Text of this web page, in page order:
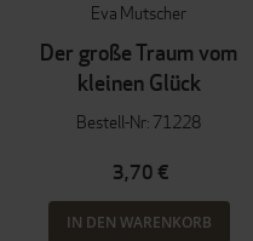
Eva Mutscher
Der große Traum vom
kleinen Glück
Bestell-Nr: 71228
3,70 €
IN DEN WARENKORB